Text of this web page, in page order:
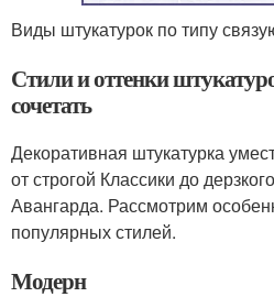
Виды штукатурок по типу
Стили и оттенки
сочетать
Декоративная штукатурка
от строгой Классики до
Авангарда. Рассмотрим
популярных стилей.
Модерн